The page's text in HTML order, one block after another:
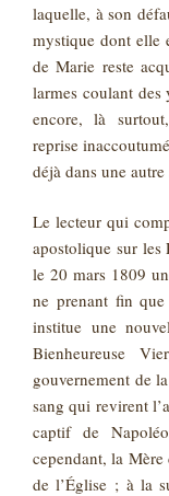
laquelle, à son
mystique dont elle
de Marie reste
larmes coulant des
encore, là
reprise
déjà dans une
Le lecteur qui
apostolique sur les
le 20 mars 1809
ne prenant fin
institue une
Bienheureuse
gouvernement de
sang qui revirent
captif de
cependant, la
de l’Église ; à la